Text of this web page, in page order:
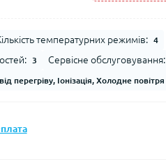
температурних режимів: 4
3 Сервісне обслуговування:
перегріву, Іонізація, Холодне повітря